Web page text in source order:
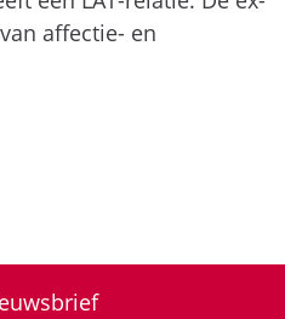
affectie- en